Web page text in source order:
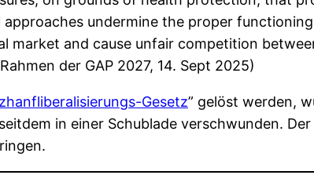
undermine the proper
market and cause unfair competition
der GAP 2027, 14. Sept 2025)
Gesetz” gelöst werden,
in einer Schublade verschwunden.